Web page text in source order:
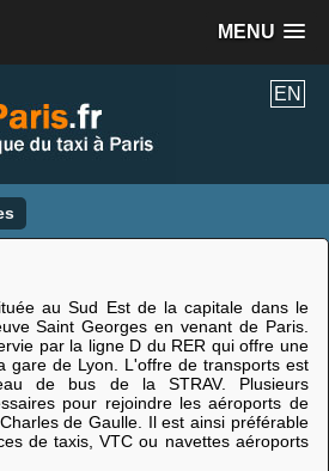
MENU
EN
au Sud Est de la capitale dans le
Saint Georges en venant de Paris.
par la ligne D du RER qui offre une
gare de Lyon. L'offre de transports est
de bus de la STRAV. Plusieurs
pour rejoindre les aéroports de
de Gaulle. Il est ainsi préférable
de taxis, VTC ou navettes aéroports